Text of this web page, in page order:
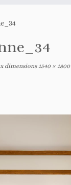
dimensions1540 × 1800